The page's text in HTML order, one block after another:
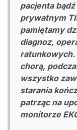
pacjenta
prywatnym
pamiętamy
diagnoz,
ratunkowych.
chorą,
wszystko
starania
patrząc na
monitorze